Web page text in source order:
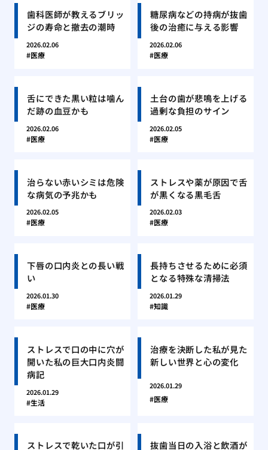
歯科医師が教えるブリッ
ジの寿命と撤去の潮時
2026.02.06
医療
糖尿病などの持病が抜歯
後の治癒に与える影響
2026.02.06
医療
舌にできた黒い粒は噛ん
だ跡の血豆かも
2026.02.06
医療
土台の歯が悲鳴を上げる
過剰な負担のサイン
2026.02.05
医療
治らない赤いシミは危険
な病気の予兆かも
2026.02.05
医療
ストレスや薬が原因で舌
が黒くなる黒毛舌
2026.02.03
医療
下唇の口内炎との長い戦
い
2026.01.30
医療
長持ちさせるために必須
となる特殊な清掃法
2026.01.29
知識
ストレスで口の中に穴が
開いた私の巨大口内炎闘
病記
2026.01.29
生活
治療を決断した私が見た
新しい世界と心の変化
2026.01.29
医療
ストレスで乾いた口が引
抜歯当日の入浴と飲酒が